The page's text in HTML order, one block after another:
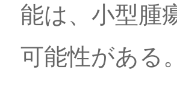
能は、小型腫
可能性がある。